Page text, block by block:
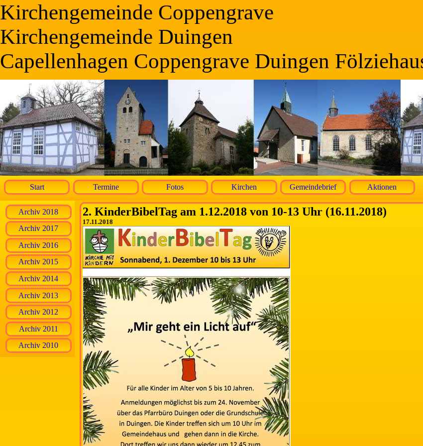
Kirchengemeinde Coppengrave
Kirchengemeinde Duingen
Capellenhagen Coppengrave Duingen
Start Termine Fotos Kirchen Gemeindebrief Aktionen
Archiv 2018
Archiv 2017
Archiv 2016
Archiv 2015
Archiv 2014
Archiv 2013
Archiv 2012
Archiv 2011
Archiv 2010
2. KinderBibelTag am 1.12.2018 von 10-13 Uhr (16.11.2018)
17.11.2018